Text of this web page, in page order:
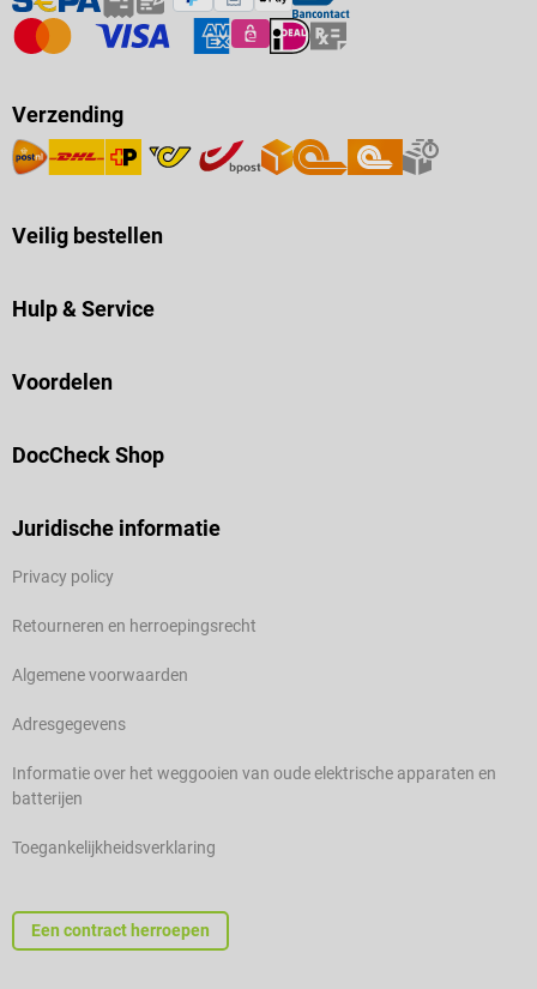
Verzending
Veilig bestellen
Hulp & Service
Voordelen
DocCheck Shop
Juridische informatie
Privacy policy
Retourneren en herroepingsrecht
Algemene voorwaarden
Adresgegevens
Informatie over het weggooien van oude elektrische apparaten en
batterijen
Toegankelijkheidsverklaring
Een contract herroepen